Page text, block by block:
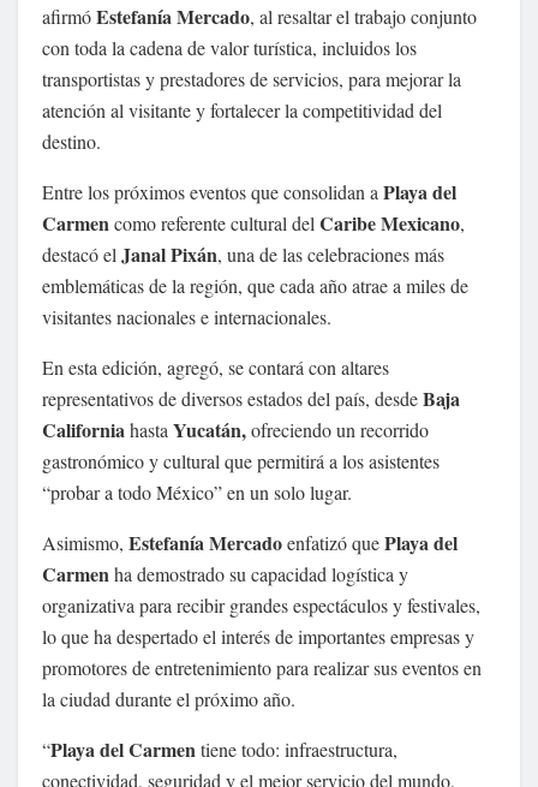
afirmóEstefanía Mercado, al resaltar el trabajo conjunto
con toda la cadena de valor turística, incluidos los
transportistas y prestadores de servicios, para mejorar la
atención al visitante y fortalecer la competitividad del
destino.
Entre los próximos eventos que consolidan a Playa del
Carmencomo referente cultural del Caribe Mexicano,
destacó el Janal Pixán, una de las celebraciones más
emblemáticas de la región, que cada año atrae a miles de
visitantes nacionales e internacionales.
En esta edición, agregó, se contará con altares
representativos de diversos estados del país, desdeBaja
Californiahasta Yucatán,ofreciendo un recorrido
gastronómico y cultural que permitirá a los asistentes
“probar a todo México” en un solo lugar.
Asimismo, Estefanía Mercadoenfatizó quePlaya del
Carmenha demostrado su capacidad logística y
organizativa para recibir grandes espectáculos y festivales,
lo que ha despertado el interés de importantes empresas y
promotores de entretenimiento para realizar sus eventos en
la ciudad durante el próximo año.
“Playa del Carmentiene todo: infraestructura,
conectividad, seguridad y el mejor servicio del mundo.